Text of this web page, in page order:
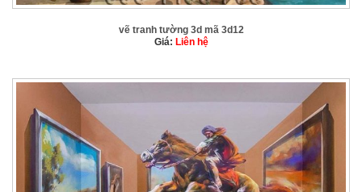
vẽ tranh tường 3d mã 3d12
Giá: Liên hệ